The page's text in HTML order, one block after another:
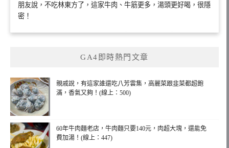
朋友說，不吃林東方了，這家牛肉、牛筋更多，湯頭更好喝，很隱
密！
GA4即時熱門文章
親戚說，有這家誰還吃八芳雲集，高麗菜跟韭菜都超飽
滿，香氣又夠！(線上：500)
60年牛肉麵老店，牛肉麵只要140元，肉超大塊，還能免
費加湯！(線上：447)